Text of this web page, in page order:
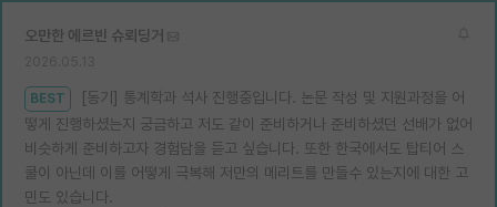
오만한 에르빈 슈뢰딩거
BEST
[동기] 통계학과 석사 진행중입니다. 논문 작성 및 지원과정을 어
떻게 진행하셨는지 궁금하고 저도 같이 준비하거나 준비하셨던 선배가 없어
비슷하게 준비하고자 경험담을 듣고 싶습니다. 또한 한국에서도 탑티어 스
쿨이 아닌데 이를 어떻게 극복해 저만의 메리트를 만들수 있는지에 대한 고
민도 있습니다.